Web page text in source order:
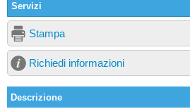
Servizi
Stampa
Richiedi informazioni
Descrizione